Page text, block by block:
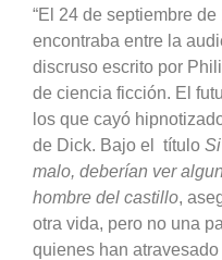
“El 24 de septiembre
encontraba entre la
discruso escrito por
de ciencia ficción. El
los que cayó
de Dick. Bajo el título
malo, deberían ver
hombre del castillo,
otra vida, pero no una
quienes han